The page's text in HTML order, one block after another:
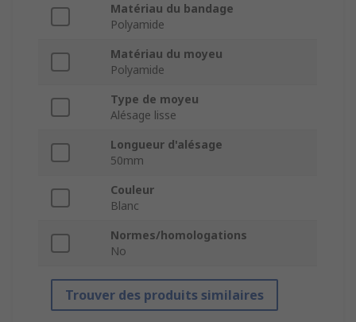
Matériau du bandage
Polyamide
Matériau du moyeu
Polyamide
Type de moyeu
Alésage lisse
Longueur d'alésage
50mm
Couleur
Blanc
Normes/homologations
No
Trouver des produits similaires